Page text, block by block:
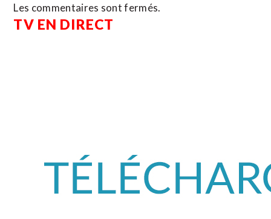
Les commentaires sont fermés.
TV EN DIRECT